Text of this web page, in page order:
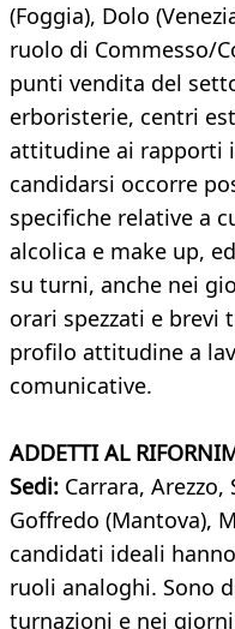
(Foggia), Dolo
ruolo di Commesso/
punti vendita del
erboristerie, centri
attitudine ai rapporti
candidarsi occorre
specifiche relative a
alcolica e make up,
su turni, anche nei
orari spezzati e brevi
profilo attitudine a
comunicative.
ADDETTI AL
Sedi: Carrara, Arezzo,
Goffredo (Mantova),
candidati ideali
ruoli analoghi. Sono
turnazioni e nei